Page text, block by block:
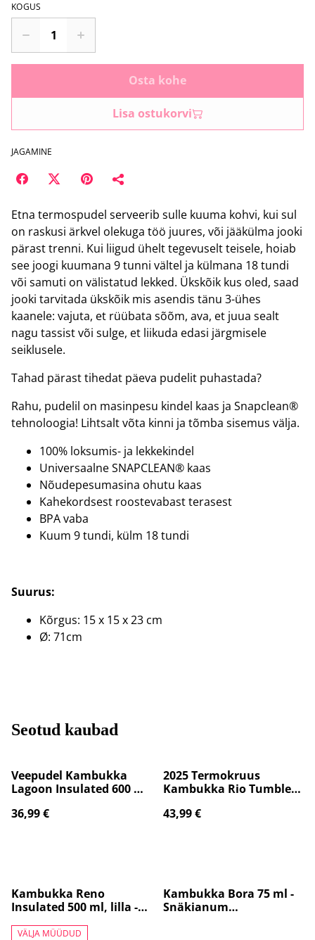
KOGUS
Osta kohe
Lisa ostukorvi
JAGAMINE
Etna termospudel serveerib sulle kuuma kohvi, kui sul
on raskusi ärkvel olekuga töö juures, või jääkülma jooki
pärast trenni. Kui liigud ühelt tegevuselt teisele, hoiab
see joogi kuumana 9 tunni vältel ja külmana 18 tundi
või samuti on välistatud lekked. Ükskõik kus oled, saad
jooki tarvitada ükskõik mis asendis tänu 3-ühes
kaanele: vajuta, et rüübata sõõm, ava, et juua sealt
nagu tassist või sulge, et liikuda edasi järgmisele
seiklusele.
Tahad pärast tihedat päeva pudelit puhastada?
Rahu, pudelil on masinpesu kindel kaas ja Snapclean®
tehnoloogia! Lihtsalt võta kinni ja tõmba sisemus välja.
100% loksumis- ja lekkekindel
Universaalne SNAPCLEAN® kaas
Nõudepesumasina ohutu kaas
Kahekordsest roostevabast terasest
BPA vaba
Kuum 9 tundi, külm 18 tundi
Suurus:
Kõrgus: 15 x 15 x 23 cm
Ø: 71cm
Seotud kaubad
Veepudel Kambukka
Lagoon Insulated 600 ml,
04049
36,99 €
2025 Termokruus
Kambukka Rio Tumbler,
punane/kollane 11-
43,99 €
Kambukka Reno
Insulated 500 ml, lilla -
VÄLJA MÜÜDUD
Kambukka Bora 75 ml -
Snäkianum